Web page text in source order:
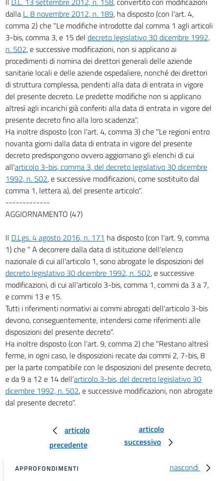
dalla L. 8 novembre 2012, n. 189, ha disposto (con l'art. 4,
comma 2) che "Le modifiche introdotte dal comma 1 agli articoli
3-bis, comma 3, e 15 del decreto legislativo 30 dicembre 1992,
n. 502, e successive modificazioni, non si applicano ai
procedimenti di nomina dei direttori generali delle aziende
sanitarie locali e delle aziende ospedaliere, nonché dei direttori
di struttura complessa, pendenti alla data di entrata in vigore
del presente decreto. Le predette modifiche non si applicano
altresì agli incarichi già conferiti alla data di entrata in vigore del
presente decreto fino alla loro scadenza".
Ha inoltre disposto (con l'art. 4, comma 3) che "Le regioni entro
novanta giorni dalla data di entrata in vigore del presente
decreto predispongono ovvero aggiornano gli elenchi di cui
all'articolo 3-bis, comma 3, del decreto legislativo 30 dicembre
1992, n. 502, e successive modificazioni, come sostituito dal
comma 1, lettera a), del presente articolo".
-------------
AGGIORNAMENTO (47)
Il D.Lgs. 4 agosto 2016, n. 171 ha disposto (con l'art. 9, comma
1) che " A decorrere dalla data di istituzione dell'elenco
nazionale di cui all'articolo 1, sono abrogate le disposizioni del
decreto legislativo 30 dicembre 1992, n. 502, e successive
modificazioni, di cui all'articolo 3-bis, comma 1, commi da 3 a 7,
e commi 13 e 15.
Tutti i riferimenti normativi ai commi abrogati dell'articolo 3-bis
devono, conseguentemente, intendersi come riferimenti alle
disposizioni del presente decreto".
Ha inoltre disposto (con l'art. 9, comma 2) che "Restano altresì
ferme, in ogni caso, le disposizioni recate dai commi 2, 7-bis, 8
per la parte compatibile con le disposizioni del presente decreto,
e da 9 a 12 e 14 dell'articolo 3-bis, del decreto legislativo 30
dicembre 1992, n. 502, e successive modificazioni, non abrogate
dal presente decreto".
articolo
precedente
articolo
successivo
nascondi
APPROFONDIMENTI